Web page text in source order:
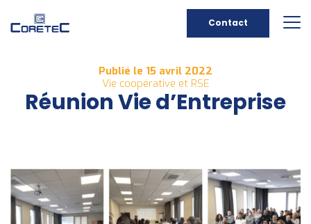
Contact
Publié le 15 avril 2022
Vie coopérative et RSE
Réunion Vie d’Entreprise